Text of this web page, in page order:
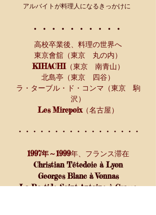
アルバイトが料理人になるきっかけに
・・・・・・・・・・
高校卒業後、料理の世界へ
東京會舘（東京 丸の内）
KIHACHI（東京 南青山）
北島亭 （東京 四谷）
ラ・ターブル・ド・コンマ（東京 駒
沢）
Les Mirepoix（名古屋）
・・・・・・・・・・・・・・・・・
1997年～1999年、フランス滞在
Christian Têtedoie à Lyon
Georges Blanc àVonnas
La Bastide Saint-Antoineà Grasse